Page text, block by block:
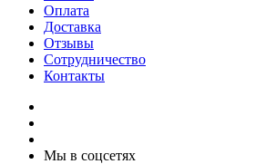
Оплата
Доставка
Отзывы
Сотрудничество
Контакты
Мы в соцсетях